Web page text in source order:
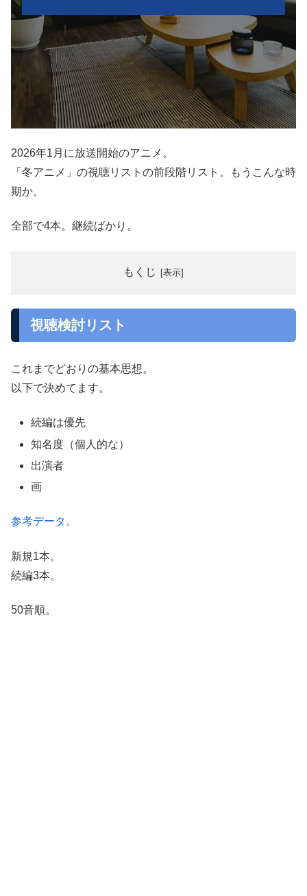
2026年1月に放送開始のアニメ。
「冬アニメ」の視聴リストの前段階リスト。もうこんな時
期か。
全部で4本。継続ばかり。
もくじ
視聴検討リスト
これまでどおりの基本思想。
以下で決めてます。
続編は優先
知名度（個人的な）
出演者
画
参考データ。
新規1本。
続編3本。
50音順。